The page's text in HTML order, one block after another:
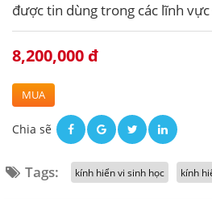
được tin dùng trong các lĩnh
8,200,000 đ
MUA
Chia sẽ
Tags: kính hiển vi sinh học kính